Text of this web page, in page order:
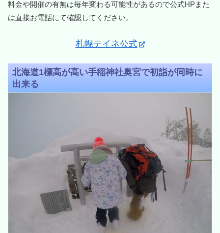
料金や開催の有無は毎年変わる可能性があるので公式HPまた
は直接お電話にて確認してください。
札幌テイネ公式
北海道1標高が高い手稲神社奥宮で初詣が同時に
出来る